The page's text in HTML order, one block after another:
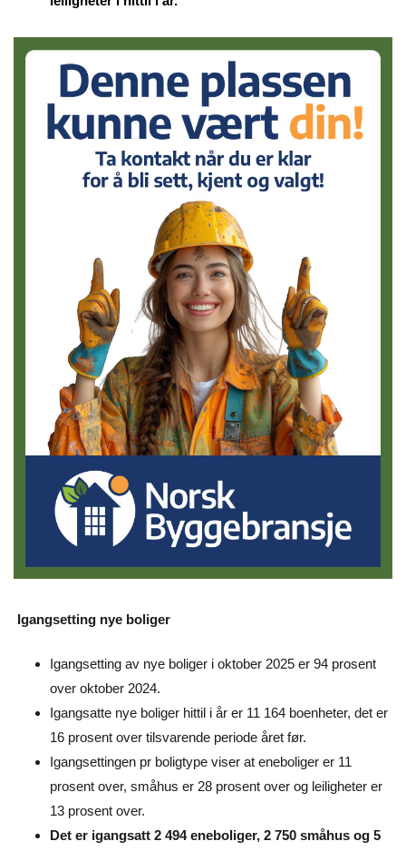
Igangsetting nye boliger
Igangsetting av nye boliger i oktober 2025 er 94 prosent
over oktober 2024.
Igangsatte nye boliger hittil i år er 11 164 boenheter, det er
16 prosent over tilsvarende periode året før.
Igangsettingen pr boligtype viser at eneboliger er 11
prosent over, småhus er 28 prosent over og leiligheter er
13 prosent over.
Det er igangsatt 2 494 eneboliger, 2 750 småhus og 5